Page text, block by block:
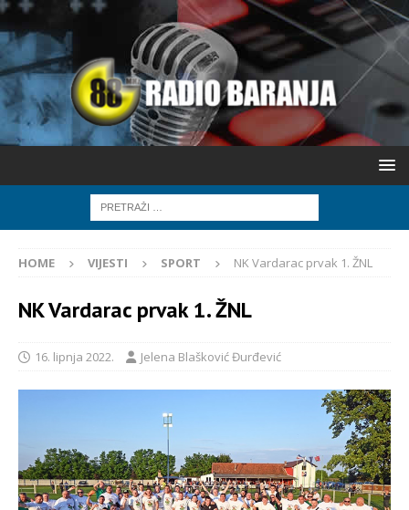
HOME VIJESTI SPORT NK Vardarac prvak 1. ŽNL
NK Vardarac prvak 1. ŽNL
16. lipnja 2022. Jelena Blašković Đurđević